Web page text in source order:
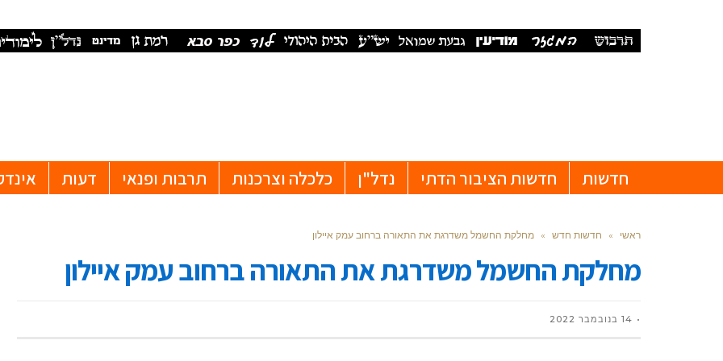
חדשות חדשות הציבור הדתי נדל"ן כלכלה וצרכנות תרבות ופנאי דעות
ראשי » חדשות חדש » מחלקת החשמל משדרגת את התאורה ברחוב עמק איילון
מחלקת החשמל משדרגת את התאורה ברחוב עמק איילון
14 בנובמבר 2022